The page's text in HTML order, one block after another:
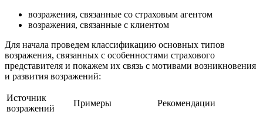
возражения, связанные со страховым агентом
возражения, связанные с клиентом
Для начала проведем классификацию основных типов
возражения, связанных с особенностями страхового
представителя и покажем их связь с мотивами возникновения
и развития возражений:
Источник
возражений
Примеры Рекомендации